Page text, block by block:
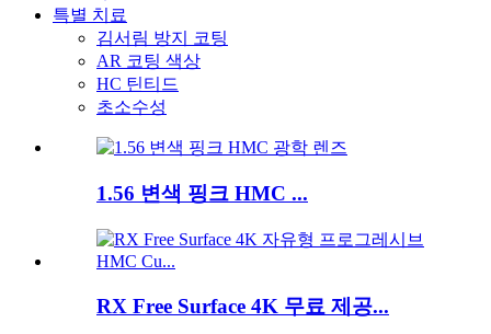
특별 치료
김서림 방지 코팅
AR 코팅 색상
HC 틴티드
초소수성
1.56 변색 핑크 HMC ...
RX Free Surface 4K 무료 제공...